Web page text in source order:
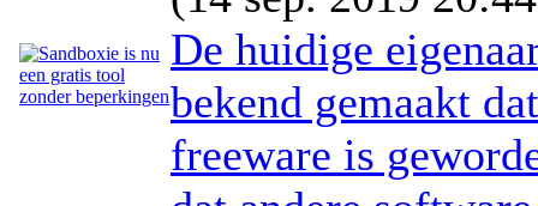
De huidige
bekend gemaakt
freeware is